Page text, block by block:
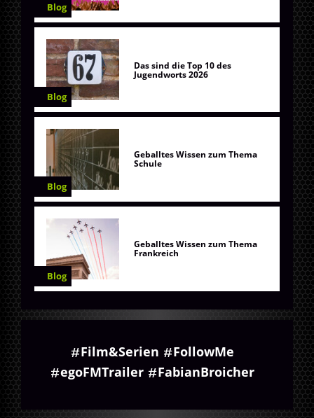
Blog
Blog
Das sind die Top 10 des
Jugendworts 2026
Blog
Geballtes Wissen zum Thema
Schule
Blog
Geballtes Wissen zum Thema
Frankreich
Film&Serien
FollowMe
egoFMTrailer
FabianBroicher